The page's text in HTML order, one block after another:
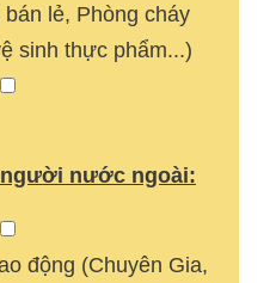
lẻ, Phòng cháy
sinh thực phẩm...)
nước ngoài:
động (Chuyên Gia,